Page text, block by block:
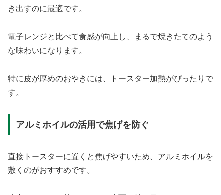
き出すのに最適です。
電子レンジと比べて食感が向上し、まるで焼きたてのよう
な味わいになります。
特に皮が厚めのおやきには、トースター加熱がぴったりで
す。
アルミホイルの活用で焦げを防ぐ
直接トースターに置くと焦げやすいため、アルミホイルを
敷くのがおすすめです。